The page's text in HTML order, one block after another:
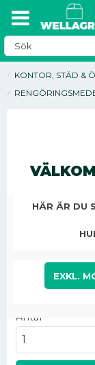
KONTOR, STÄD &
28,25KR
Antal
HÄR ÄR DU
EXKL.